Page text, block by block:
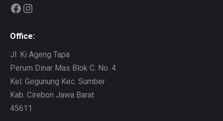
Facebook
Instagram
Office:
Jl. Ki Ageng Tapa
Perum Dinar Mas Blok C. No. 4
Kel. Gegunung Kec. Sumber
Kab. Cirebon Jawa Barat
45611